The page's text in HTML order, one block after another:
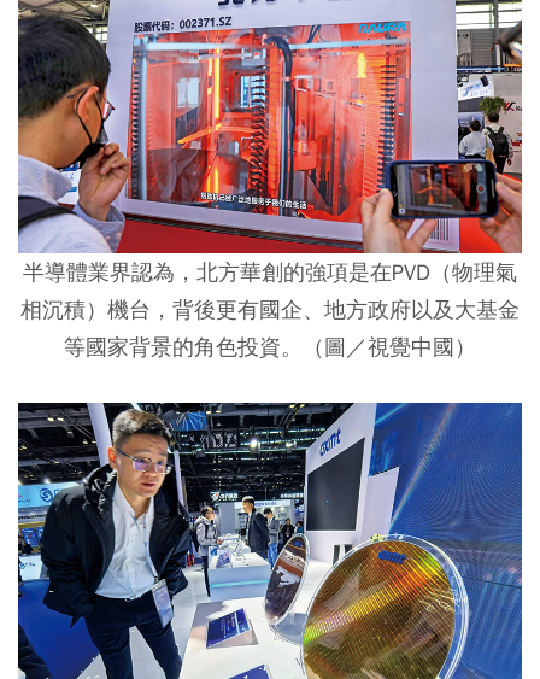
半導體業界認為，北方華創的強項是在PVD（物理氣
相沉積）機台，背後更有國企、地方政府以及大基金
等國家背景的角色投資。（圖／視覺中國）